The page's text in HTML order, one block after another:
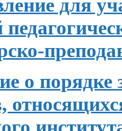
для
о порядке